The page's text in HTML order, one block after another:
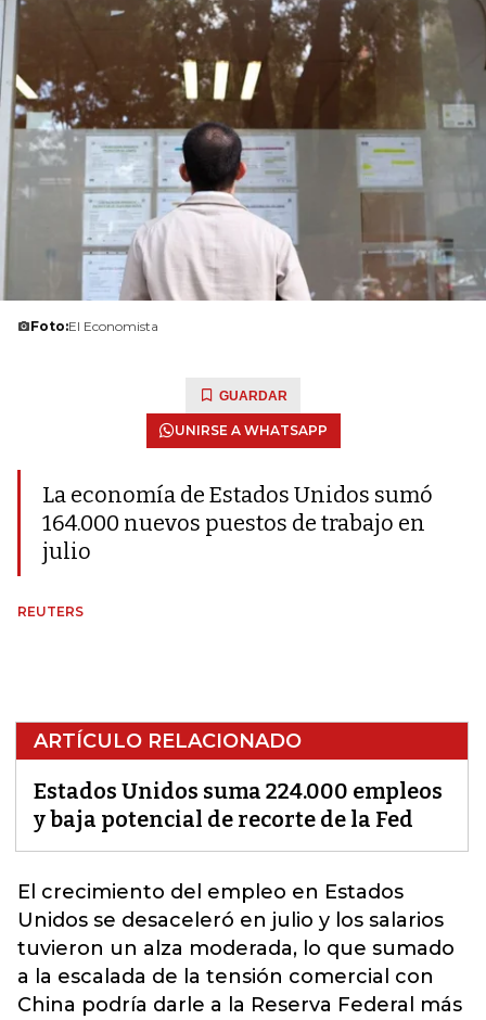
Foto:El Economista
GUARDAR
UNIRSE A WHATSAPP
La economía de Estados Unidos sumó
164.000 nuevos puestos de trabajo en
julio
REUTERS
ARTÍCULO RELACIONADO
Estados Unidos suma 224.000 empleos
y baja potencial de recorte de la Fed
El crecimiento del empleo en Estados
Unidos se desaceleró en julio y los salarios
tuvieron un alza moderada, lo que sumado
a la escalada de la tensión comercial con
China podría darle a la Reserva Federal más